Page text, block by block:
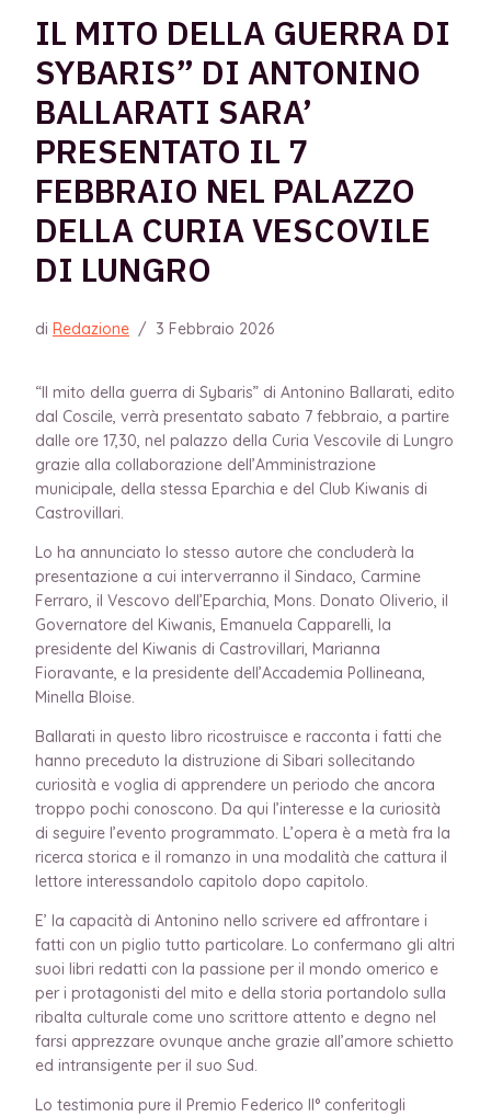
IL MITO DELLA GUERRA DI
SYBARIS” DI ANTONINO
BALLARATI SARA’
PRESENTATO IL 7
FEBBRAIO NEL PALAZZO
DELLA CURIA VESCOVILE
DI LUNGRO
di Redazione / 3 Febbraio 2026
“Il mito della guerra di Sybaris” di Antonino Ballarati, edito
dal Coscile, verrà presentato sabato 7 febbraio, a partire
dalle ore 17,30, nel palazzo della Curia Vescovile di Lungro
grazie alla collaborazione dell’Amministrazione
municipale, della stessa Eparchia e del Club Kiwanis di
Castrovillari.
Lo ha annunciato lo stesso autore che concluderà la
presentazione a cui interverranno il Sindaco, Carmine
Ferraro, il Vescovo dell’Eparchia, Mons. Donato Oliverio, il
Governatore del Kiwanis, Emanuela Capparelli, la
presidente del Kiwanis di Castrovillari, Marianna
Fioravante, e la presidente dell’Accademia Pollineana,
Minella Bloise.
Ballarati in questo libro ricostruisce e racconta i fatti che
hanno preceduto la distruzione di Sibari sollecitando
curiosità e voglia di apprendere un periodo che ancora
troppo pochi conoscono. Da qui l’interesse e la curiosità
di seguire l’evento programmato. L’opera è a metà fra la
ricerca storica e il romanzo in una modalità che cattura il
lettore interessandolo capitolo dopo capitolo.
E’ la capacità di Antonino nello scrivere ed affrontare i
fatti con un piglio tutto particolare. Lo confermano gli altri
suoi libri redatti con la passione per il mondo omerico e
per i protagonisti del mito e della storia portandolo sulla
ribalta culturale come uno scrittore attento e degno nel
farsi apprezzare ovunque anche grazie all’amore schietto
ed intransigente per il suo Sud.
Lo testimonia pure il Premio Federico II° conferitogli